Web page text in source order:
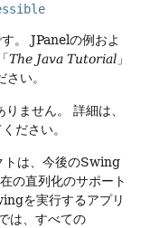
。
JPanelの例およ
The Java Tutorial 」
さい。
ません。
詳細は、
ださい。
トは、今後のSwing
の直列化のサポート
を実行するアプリ
は、すべての